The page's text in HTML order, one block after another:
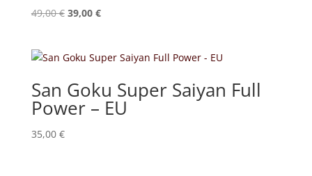
49,00€ Le
était :
39,00 €Le
est :
San Goku Super Saiyan Full
Power – EU
35,00 €